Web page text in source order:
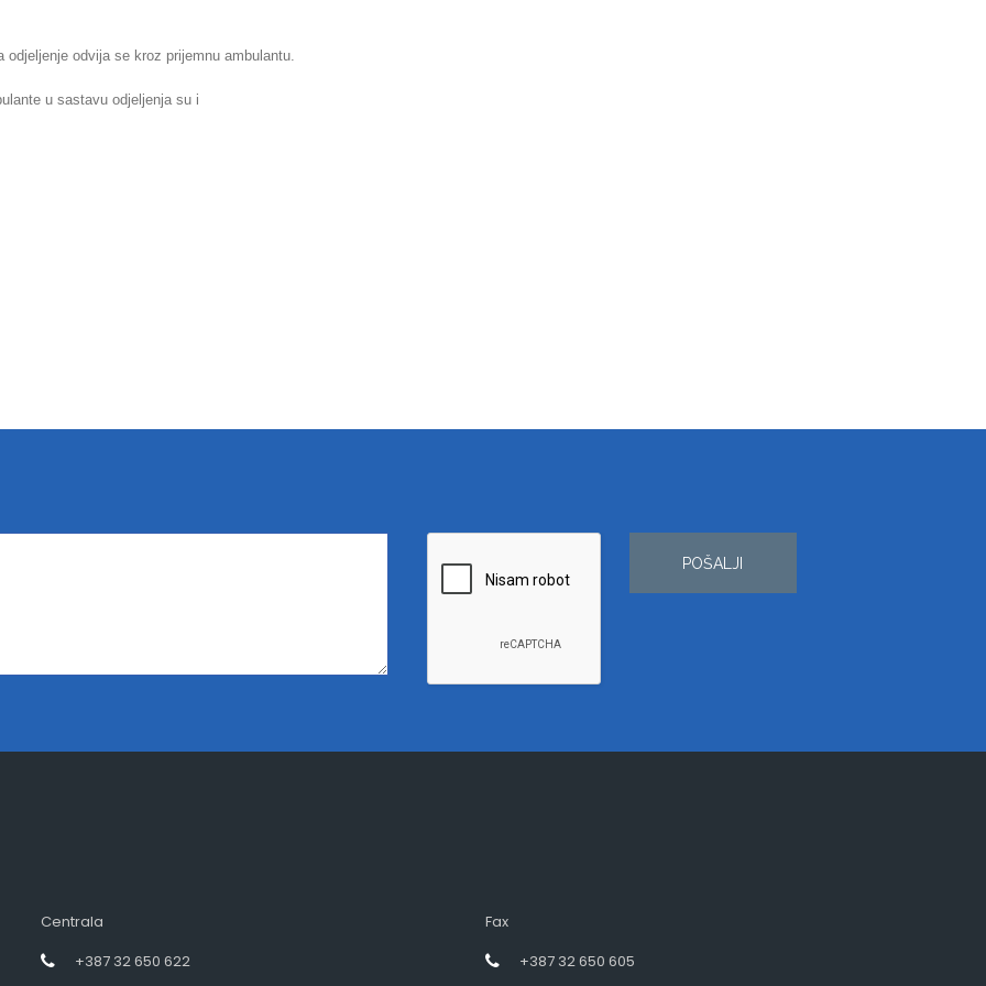
odjeljenje odvija se kroz prijemnu ambulantu.
u sastavu odjeljenja su i
POŠALJI
Centrala
+387 32 650 622
Fax
+387 32 650 605